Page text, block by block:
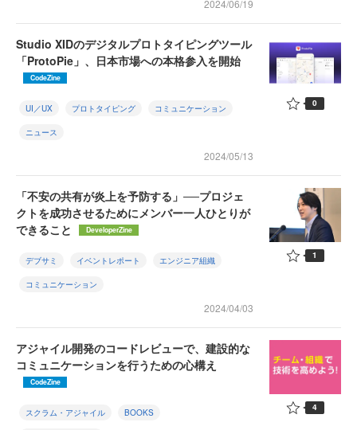
2024/06/19
Studio XIDのデジタルプロトタイピングツール
「ProtoPie」、日本市場への本格参入を開始
CodeZine
UI／UX プロトタイピング コミュニケーション
ニュース
2024/05/13
0
「不安の共有が炎上を予防する」──プロジェ
クトを成功させるためにメンバー一人ひとりが
できること
DeveloperZine
デブサミ イベントレポート エンジニア組織
コミュニケーション
2024/04/03
1
アジャイル開発のコードレビューで、建設的な
コミュニケーションを行うための心構え
CodeZine
スクラム・アジャイル BOOKS 4